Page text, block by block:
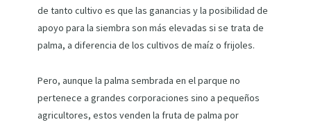
de tanto cultivo es que las ganancias y la posibilidad de
apoyo para la siembra son más elevadas si se trata de
palma, a diferencia de los cultivos de maíz o frijoles.
Pero, aunque la palma sembrada en el parque no
pertenece a grandes corporaciones sino a pequeños
agricultores, estos venden la fruta de palma por